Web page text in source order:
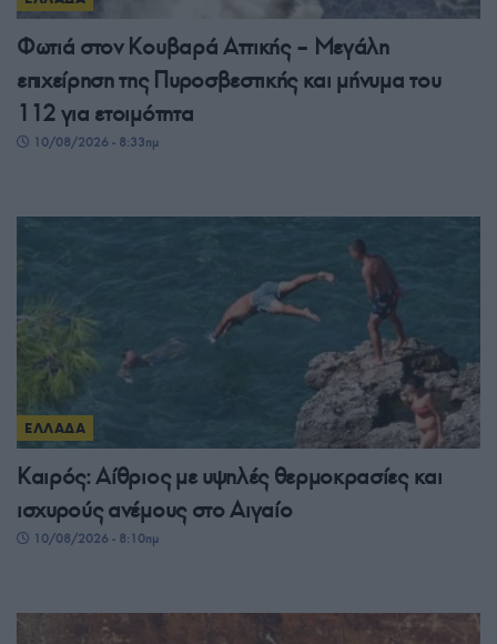
Φωτιά στον Κουβαρά Αττικής – Μεγάλη
επιχείρηση της Πυροσβεστικής και μήνυμα του
112 για ετοιμότητα
10/08/2026 - 8:33πμ
ΕΛΛΑΔΑ
Καιρός: Αίθριος με υψηλές θερμοκρασίες και
ισχυρούς ανέμους στο Αιγαίο
10/08/2026 - 8:10πμ